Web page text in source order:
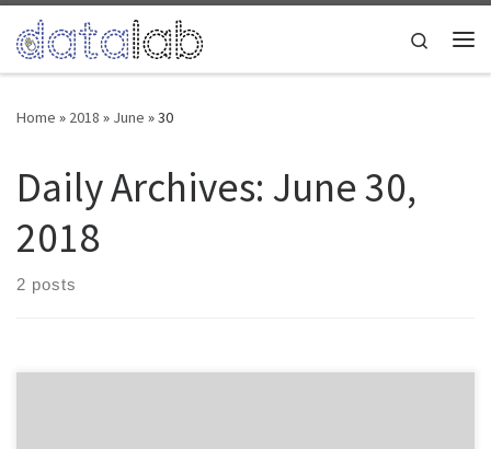
Skip to content
Search
Home » 2018 » June »30
Daily Archives: June 30,
2018
2 posts